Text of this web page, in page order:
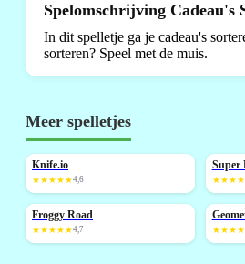
Spelomschrijving Cadeau's
In dit spelletje ga je cadeau's
sorteren? Speel met de muis.
Meer spelletjes
NIEUW
Knife.io
★★★★★4,6
Super
NIEUW
Froggy Road
★★★★★4,7